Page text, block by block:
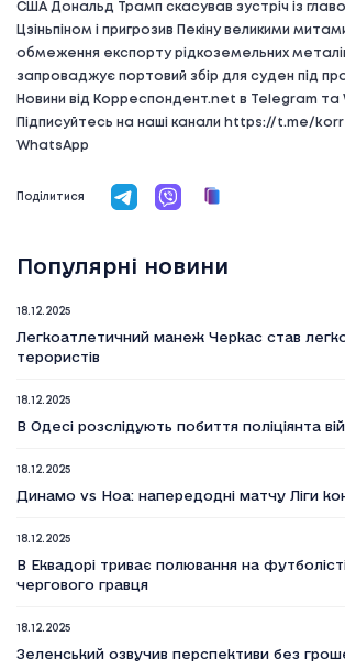
США Дональд Трамп скасував зустріч із
Цзіньпіном і пригрозив Пекіну великими
обмеження експорту рідкоземельних
запроваджує портовий збір для суден під
Новини від Корреспондент.net в Telegram та
Підписуйтесь на наші канали https://t.me/
WhatsApp
Поділитися
Популярні новини
18.12.2025
Легкоатлетичний манеж Черкас став
терористів
18.12.2025
В Одесі розслідують побиття поліціянта
18.12.2025
Динамо vs Ноа: напередодні матчу Ліги
18.12.2025
В Еквадорі триває полювання на
чергового гравця
18.12.2025
Зеленський озвучив перспективи без